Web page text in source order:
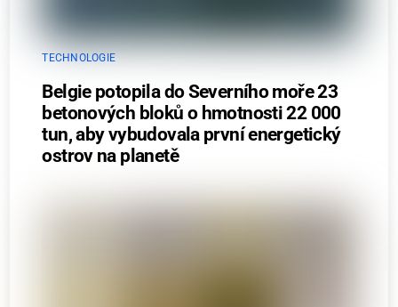
TECHNOLOGIE
Belgie potopila do Severního moře 23
betonových bloků o hmotnosti 22 000
tun, aby vybudovala první energetický
ostrov na planetě